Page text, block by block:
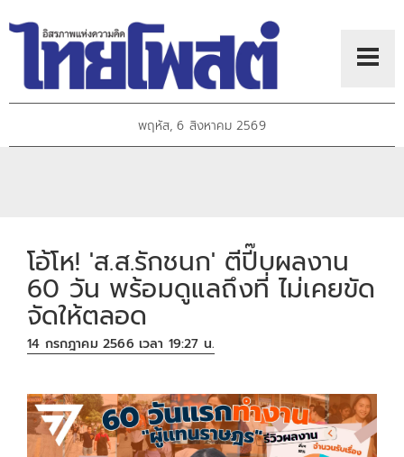
พฤหัส, 6 สิงหาคม 2569
โอ้โห! 'ส.ส.รักชนก' ตีปี๊บผลงาน
60 วัน พร้อมดูแลถึงที่ ไม่เคยขัด
จัดให้ตลอด
14 กรกฎาคม 2566 เวลา 19:27 น.